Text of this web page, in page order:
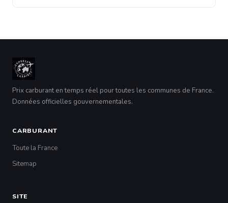
Prix carburant en temps réel pour toutes les communes de France.
Données officielles gouvernementales.
CARBURANT
Toute la France
Sitemap
SITE